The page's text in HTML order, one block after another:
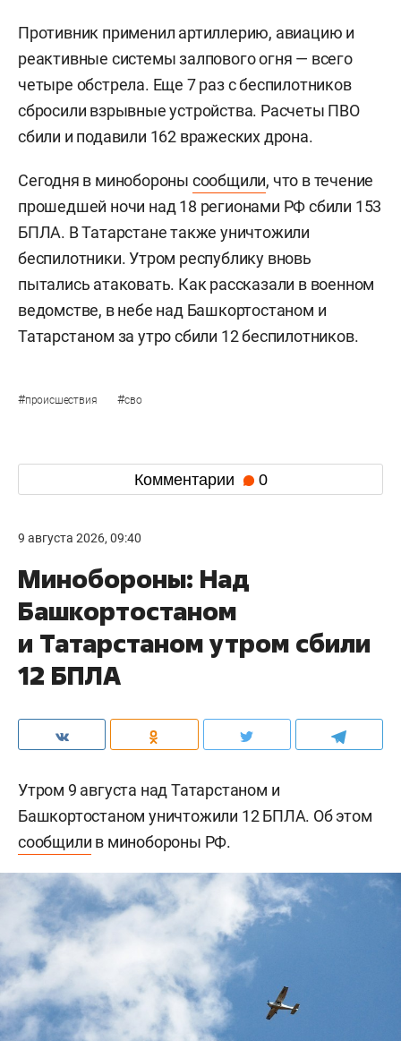
Противник применил артиллерию, авиацию и
реактивные системы залпового огня — всего
четыре обстрела. Еще 7 раз с беспилотников
сбросили взрывные устройства. Расчеты ПВО
сбили и подавили 162 вражеских дрона.
Сегодня в минобороны сообщили, что в течение
прошедшей ночи над 18 регионами РФ сбили 153
БПЛА. В Татарстане также уничтожили
беспилотники. Утром республику вновь
пытались атаковать. Как рассказали в военном
ведомстве, в небе над Башкортостаном и
Татарстаном за утро сбили 12 беспилотников.
#происшествия #сво
Комментарии 0
9 августа 2026, 09:40
Минобороны: Над
Башкортостаном
и Татарстаном утром сбили
12 БПЛА
Утром 9 августа над Татарстаном и
Башкортостаном уничтожили 12 БПЛА. Об этом
сообщили в минобороны РФ.